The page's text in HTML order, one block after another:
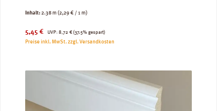
Inhalt:2.38 m (2,29 € / 1 m)
Verkaufspreis:
5,45 € UVP:
Regulärer Preis:
8,72 € (37.5% gespart)
Preise inkl. MwSt. zzgl. Versandkosten